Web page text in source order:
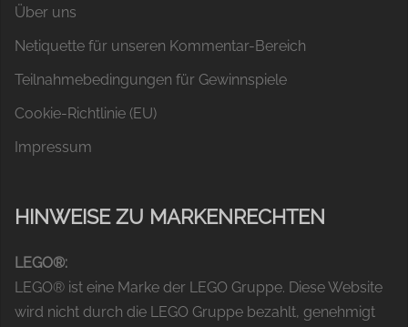
Über uns
Netiquette für unseren Kommentar-Bereich
Teilnahmebedingungen für Gewinnspiele
Cookie-Richtlinie (EU)
Impressum
HINWEISE ZU MARKENRECHTEN
LEGO®:
LEGO® ist eine Marke der LEGO Gruppe. Diese Website
wird nicht durch die LEGO Gruppe bezahlt, genehmigt